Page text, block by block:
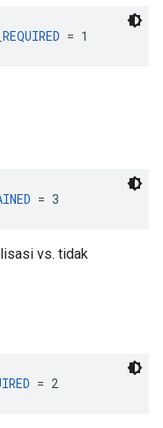
= 1
= 3
vs. tidak
= 2